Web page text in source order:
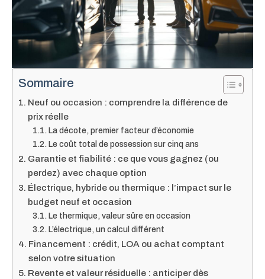
Sommaire
Neuf ou occasion : comprendre la différence de
prix réelle
La décote, premier facteur d’économie
Le coût total de possession sur cinq ans
Garantie et fiabilité : ce que vous gagnez (ou
perdez) avec chaque option
Électrique, hybride ou thermique : l’impact sur le
budget neuf et occasion
Le thermique, valeur sûre en occasion
L’électrique, un calcul différent
Financement : crédit, LOA ou achat comptant
selon votre situation
Revente et valeur résiduelle : anticiper dès